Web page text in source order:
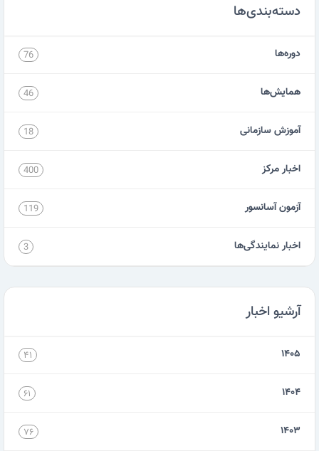
دسته‌بندی‌ها
دوره‌ها 76
همایش‌ها 46
آموزش سازمانی 18
اخبار مرکز 400
آزمون آسانسور 119
اخبار نمایندگی‌ها 3
آرشیو اخبار
۱۴۰۵ ۴۱
۱۴۰۴ ۶۱
۱۴۰۳ ۷۶